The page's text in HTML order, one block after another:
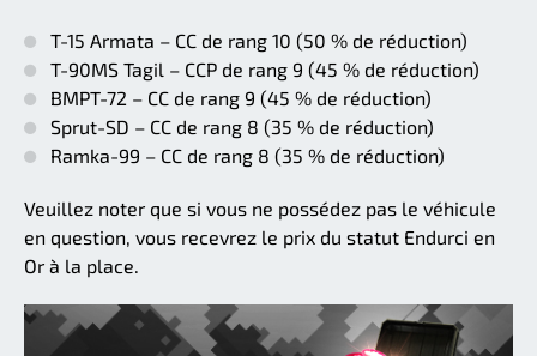
T-15 Armata – CC de rang 10 (50 % de réduction)
T-90MS Tagil – CCP de rang 9 (45 % de réduction)
BMPT-72 – CC de rang 9 (45 % de réduction)
Sprut-SD – CC de rang 8 (35 % de réduction)
Ramka-99 – CC de rang 8 (35 % de réduction)
Veuillez noter que si vous ne possédez pas le véhicule
en question, vous recevrez le prix du statut Endurci en
Or à la place.